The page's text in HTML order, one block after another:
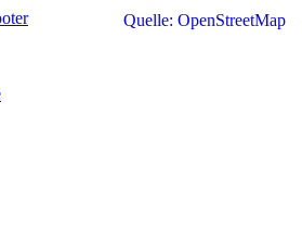
Quelle: OpenStreetMap